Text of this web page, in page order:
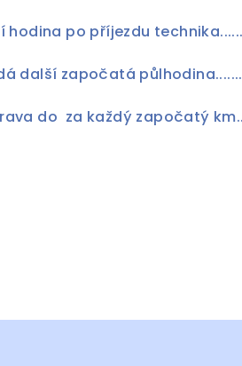
hodina po příjezdu
další započatá
do za každý započatý